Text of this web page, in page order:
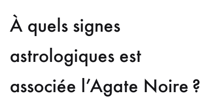
À quels signes
astrologiques est
associée l’Agate Noire ?